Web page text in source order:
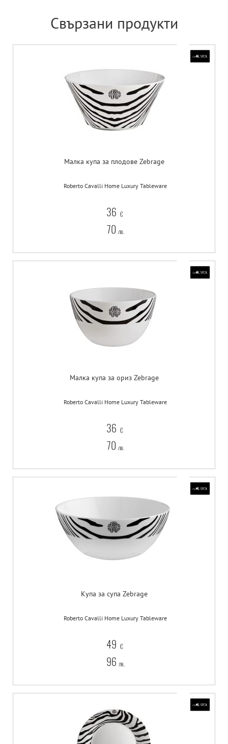
Свързани продукти
Малка купа за плодове Zebrage
Roberto Cavalli Home Luxury Tableware
36 €
70 лв.
Малка купа за ориз Zebrage
Roberto Cavalli Home Luxury Tableware
36 €
70 лв.
Купа за супа Zebrage
Roberto Cavalli Home Luxury Tableware
49 €
96 лв.